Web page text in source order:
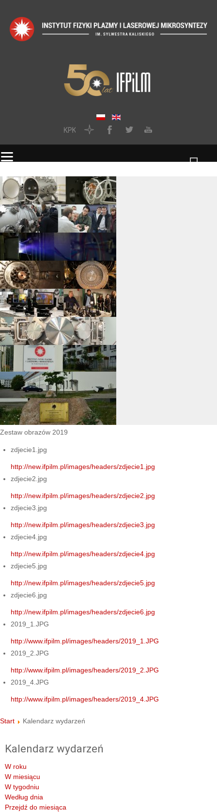
Zestaw obrazów 2019
zdjecie1.jpg
http://new.ifpilm.pl/images/headers/zdjecie1.jpg
zdjecie2.jpg
http://new.ifpilm.pl/images/headers/zdjecie2.jpg
zdjecie3.jpg
http://new.ifpilm.pl/images/headers/zdjecie3.jpg
zdjecie4.jpg
http://new.ifpilm.pl/images/headers/zdjecie4.jpg
zdjecie5.jpg
http://new.ifpilm.pl/images/headers/zdjecie5.jpg
zdjecie6.jpg
http://new.ifpilm.pl/images/headers/zdjecie6.jpg
2019_1.JPG
http://www.ifpilm.pl/images/headers/2019_1.JPG
2019_2.JPG
http://www.ifpilm.pl/images/headers/2019_2.JPG
2019_4.JPG
http://www.ifpilm.pl/images/headers/2019_4.JPG
Start Kalendarz wydarzeń
Kalendarz wydarzeń
W roku
W miesiącu
W tygodniu
Według dnia
Przejdź do miesiąca